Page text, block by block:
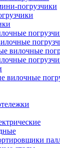
погрузчики
вилочные
вилочные